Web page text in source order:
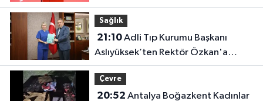
Sağlık
21:10Adli Tıp Kurumu Başkanı
Aslıyüksek’ten Rektör Özkan'a
davet
Çevre
20:52